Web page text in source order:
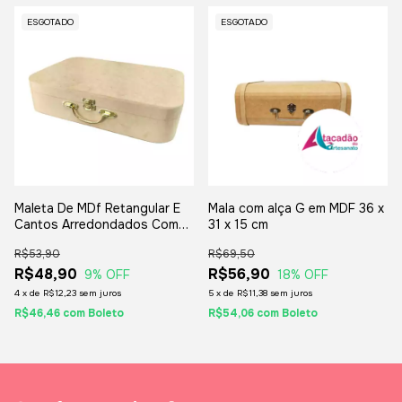
ESGOTADO
Maleta De MDf Retangular E
Cantos Arredondados Com
R$48,90
R$53,90
9% OFF
4 x de R$12,23 sem juros
R$46,46 com Boleto
ESGOTADO
Mala com alça G em MDF 36 x
31 x 15 cm
R$56,90
R$69,50
18% OFF
5 x de R$11,38 sem juros
R$54,06 com Boleto